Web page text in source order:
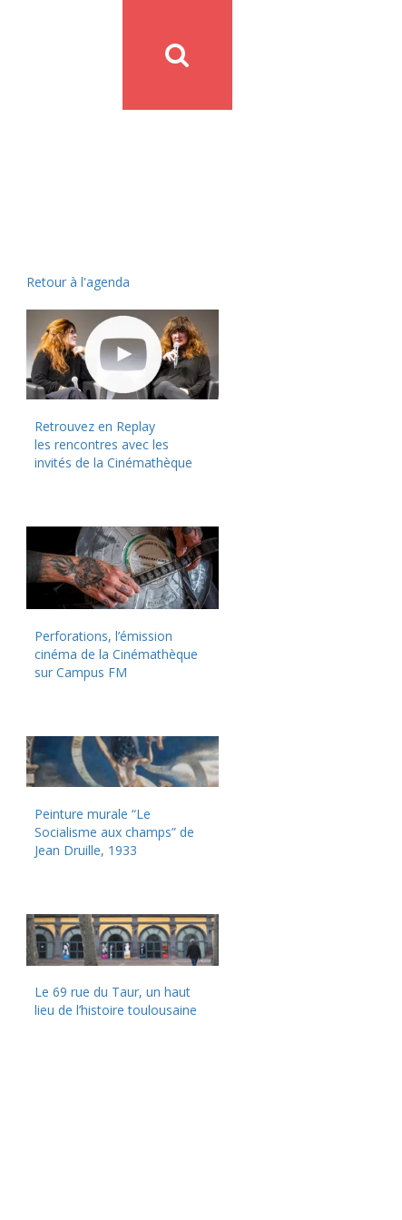
Retour à l'agenda
Retrouvez en Replay
les rencontres avec les
invités de la Cinémathèque
Perforations, l’émission
cinéma de la Cinémathèque
sur Campus FM
Peinture murale “Le
Socialisme aux champs” de
Jean Druille, 1933
Le 69 rue du Taur, un haut
lieu de l’histoire toulousaine